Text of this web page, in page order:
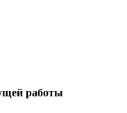
работы